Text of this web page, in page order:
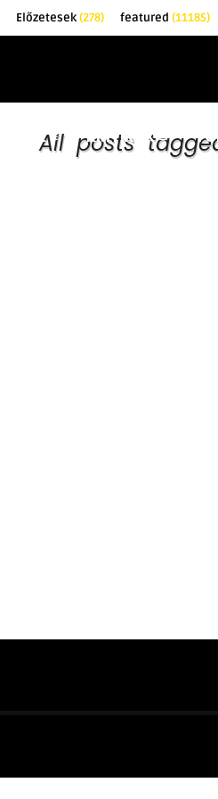
Előzetesek(278) featured (11185)
KRITIKÁK
All posts